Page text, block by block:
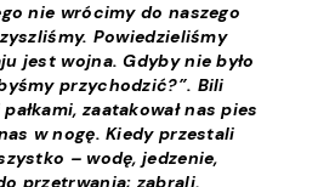
nie wrócimy do naszego
Powiedzieliśmy
jest wojna. Gdyby nie było
przychodzić?”. Bili
zaatakował nas pies
w nogę. Kiedy przestali
– wodę, jedzenie,